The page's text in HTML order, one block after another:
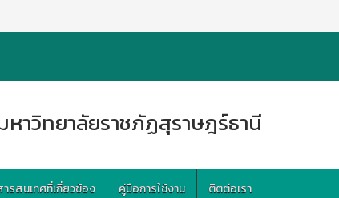
หาวิทยาลัยราชภัฏสุราษฎร์ธานี
รสนเทศที่เกี่ยวข้อง คู่มือการใช้งาน ติตต่อเรา